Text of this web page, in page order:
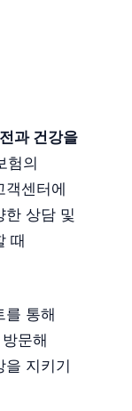
과 건강을
험의
객센터에
한 상담 및
때
를 통해
문해
을 지키기